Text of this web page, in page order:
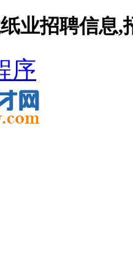
业招聘信息,
序